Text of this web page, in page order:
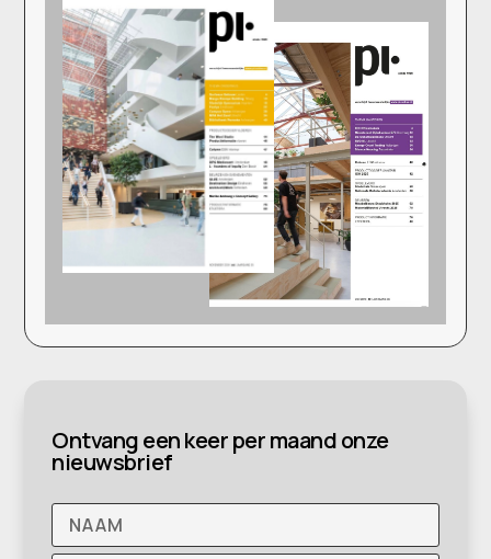
Ontvang een keer per maand onze
nieuwsbrief